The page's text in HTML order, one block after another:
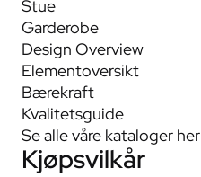
Stue
Garderobe
Design Overview
Elementoversikt
Bærekraft
Kvalitetsguide
Se alle våre kataloger her
Kjøpsvilkår